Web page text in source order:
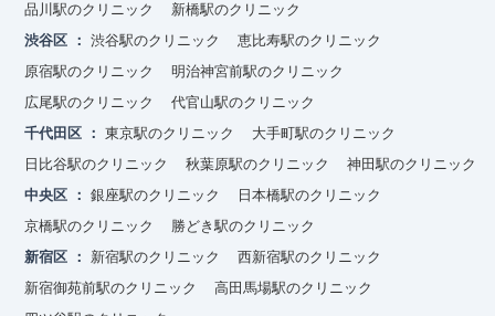
品川駅のクリニック
新橋駅のクリニック
渋谷区
渋谷駅のクリニック
恵比寿駅のクリニック
原宿駅のクリニック
明治神宮前駅のクリニック
広尾駅のクリニック
代官山駅のクリニック
千代田区
東京駅のクリニック
大手町駅のクリニック
日比谷駅のクリニック
秋葉原駅のクリニック
神田駅のクリニック
中央区
銀座駅のクリニック
日本橋駅のクリニック
京橋駅のクリニック
勝どき駅のクリニック
新宿区
新宿駅のクリニック
西新宿駅のクリニック
新宿御苑前駅のクリニック
高田馬場駅のクリニック